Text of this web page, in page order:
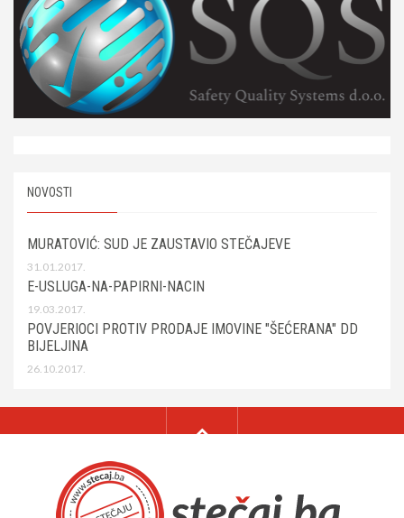
NOVOSTI
MURATOVIĆ: SUD JE ZAUSTAVIO STEČAJEVE
31.01.2017.
E-USLUGA-NA-PAPIRNI-NACIN
19.03.2017.
POVJERIOCI PROTIV PRODAJE IMOVINE "ŠEĆERANA" DD
BIJELJINA
26.10.2017.